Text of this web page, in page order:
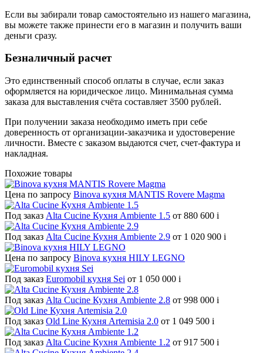
Если вы забирали товар самостоятельно из нашего магазина,
вы можете также принести его в магазин и получить ваши
деньги сразу.
Безналичный расчет
Это единственный способ оплаты в случае, если заказ
оформляется на юридическое лицо. Минимальная сумма
заказа для выставления счёта составляет 3500 рублей.
При получении заказа необходимо иметь при себе
доверенность от организации-заказчика и удостоверение
личности. Вместе с заказом выдаются счет, счет-фактура и
накладная.
Похожие товары
Цена по запросу Binova кухня MANTIS Rovere Magma
Под заказ Alta Cucine Кухня Ambiente 1.5 от 880 600 i
Под заказ Alta Cucine Кухня Ambiente 2.9 от 1 020 900 i
Цена по запросу Binova кухня HILY LEGNO
Под заказ Euromobil кухня Sei от 1 050 000 i
Под заказ Alta Cucine Кухня Ambiente 2.8 от 998 000 i
Под заказ Old Line Кухня Artemisia 2.0 от 1 049 500 i
Под заказ Alta Cucine Кухня Ambiente 1.2 от 917 500 i